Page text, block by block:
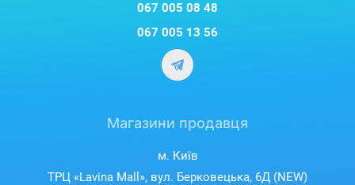
067 005 08 48
067 005 13 56
Магазини продавця
м. Київ
ТРЦ «Lavina Mall», вул. Берковецька, 6Д (NEW)